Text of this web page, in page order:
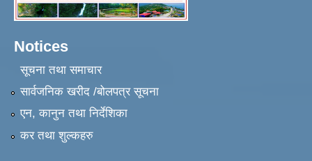
Notices
सूचना तथा समाचार
सार्वजनिक खरीद /बोलपत्र सूचना
एन, कानुन तथा निर्देशिका
कर तथा शुल्कहरु